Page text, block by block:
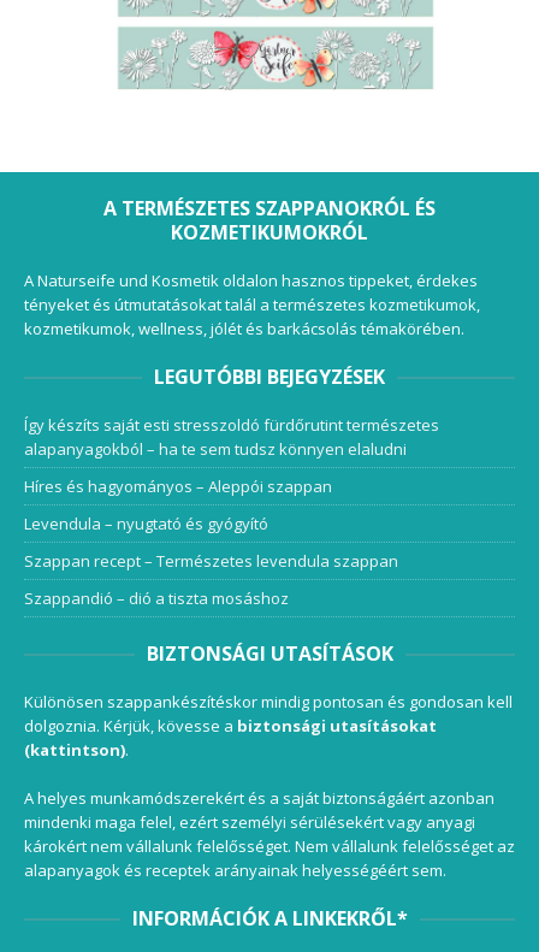
A TERMÉSZETES SZAPPANOKRÓL ÉS
KOZMETIKUMOKRÓL
A Naturseife und Kosmetik oldalon hasznos tippeket, érdekes
tényeket és útmutatásokat talál a természetes kozmetikumok,
kozmetikumok, wellness, jólét és barkácsolás témakörében.
LEGUTÓBBI BEJEGYZÉSEK
Így készíts saját esti stresszoldó fürdőrutint természetes
alapanyagokból – ha te sem tudsz könnyen elaludni
Híres és hagyományos – Aleppói szappan
Levendula – nyugtató és gyógyító
Szappan recept – Természetes levendula szappan
Szappandió – dió a tiszta mosáshoz
BIZTONSÁGI UTASÍTÁSOK
Különösen szappankészítéskor mindig pontosan és gondosan kell
dolgoznia. Kérjük, kövesse a biztonsági utasításokat
(kattintson).
A helyes munkamódszerekért és a saját biztonságáért azonban
mindenki maga felel, ezért személyi sérülésekért vagy anyagi
károkért nem vállalunk felelősséget. Nem vállalunk felelősséget az
alapanyagok és receptek arányainak helyességéért sem.
INFORMÁCIÓK A LINKEKRŐL*